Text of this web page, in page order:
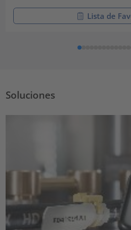
Lista de
Soluciones